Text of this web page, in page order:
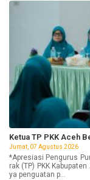
Ketua TP PKK Aceh
Jumat, 07 Agustus 2026
*Apresiasi Pengurus
rak (TP) PKK
ya penguatan p...